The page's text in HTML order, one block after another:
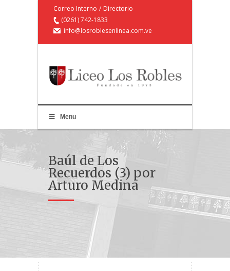
Correo Interno / Directorio
(0261) 742-1833
info@losroblesenlinea.com.ve
Menu
Baúl de Los
Recuerdos (3) por
Arturo Medina